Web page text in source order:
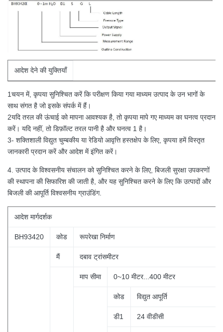
आदेश देने की युक्तियाँ
1चयन में, कृपया सुनिश्चित करें कि परीक्षण किया गया माध्यम उत्पाद के उन भागों के
साथ संगत है जो इसके संपर्क में हैं।
2यदि तरल की ऊंचाई को मापना आवश्यक है, तो कृपया मापे गए माध्यम का घनत्व प्रदान
करें। यदि नहीं, तो डिफ़ॉल्ट तरल पानी है और घनत्व 1 है।
3- शक्तिशाली विद्युत चुम्बकीय या रेडियो आवृत्ति हस्तक्षेप के लिए, कृपया हमें विस्तृत
जानकारी प्रदान करें और आदेश में इंगित करें।
4. उत्पाद के विश्वसनीय संचालन को सुनिश्चित करने के लिए, बिजली सुरक्षा उपकरणों
की स्थापना की सिफारिश की जाती है, और यह सुनिश्चित करने के लिए कि उत्पादों और
बिजली की आपूर्ति विश्वसनीय ग्राउंडिंग.
आदेश मार्गदर्शक
BH93420 कोड रूपरेखा निर्माण
मैं दबाव ट्रांसमीटर
माप सीमा 0~10 मीटर...400 मीटर
कोड विद्युत आपूर्ति
डी1 24 वीडीसी